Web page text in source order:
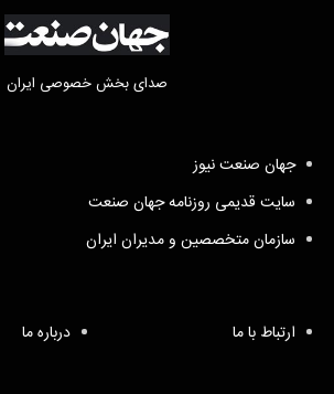
صدای بخش خصوصی ایران
جهان صنعت نیوز
سایت قدیمی روزنامه جهان صنعت
سازمان متخصصین و مدیران ایران
ارتباط با ما درباره ما